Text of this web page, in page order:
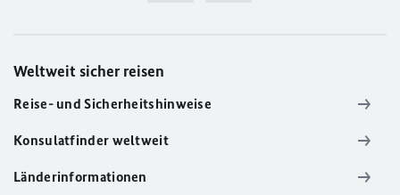
Weltweit sicher reisen
Reise- und Sicherheitshinweise
Konsulatfinder weltweit
Länderinformationen